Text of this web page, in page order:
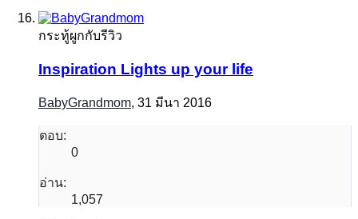
กระทู้ผูกกับรีวิว
Inspiration Lights up your life
BabyGrandmom, 31 มีนา 2016
ตอบ:
0
อ่าน:
1,057